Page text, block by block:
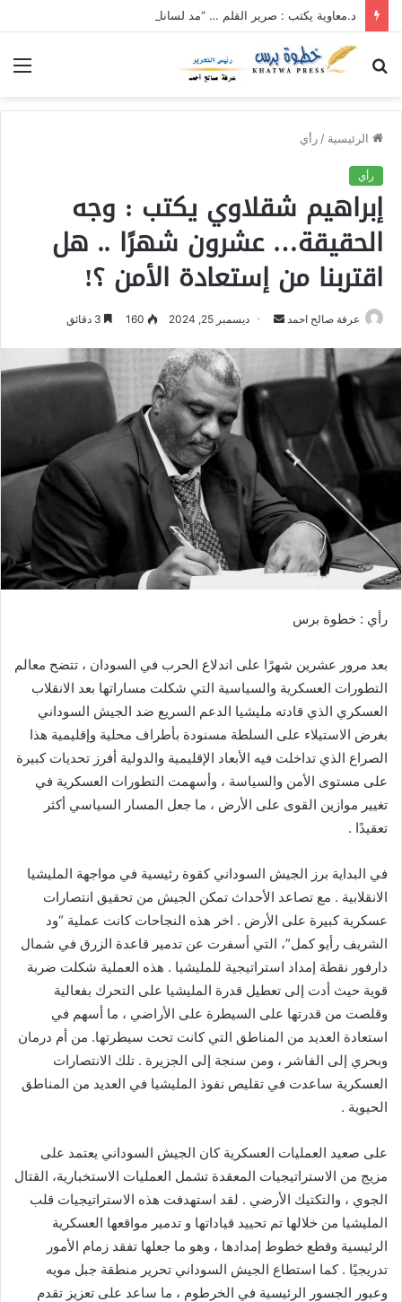
د.معاوية يكتب : صرير القلم … “مد لسانك”… “قدر قانونك”
الرئيسية / رأي
رأي
إبراهيم شقلاوي يكتب : وجه
الحقيقة… عشرون شهرًا .. هل
اقتربنا من إستعادة الأمن ؟!
عرفة صالح احمد
ل
ر
ي
د
ا
إ
ك
ت
ي
ا
ديسمبر 25, 2024 160
رأي : خطوة برس
بعد مرور عشرين شهرًا على اندلاع الحرب في السودان ، تتضح معالم
التطورات العسكرية والسياسية التي شكلت مساراتها بعد الانقلاب
العسكري الذي قادته مليشيا الدعم السريع ضد الجيش السوداني
بغرض الاستيلاء على السلطة مسنودة بأطراف محلية وإقليمية هذا
الصراع الذي تداخلت فيه الأبعاد الإقليمية والدولية أفرز تحديات كبيرة
على مستوى الأمن والسياسة ، وأسهمت التطورات العسكرية في
تغيير موازين القوى على الأرض ، ما جعل المسار السياسي أكثر
تعقيدًا .
في البداية برز الجيش السوداني كقوة رئيسية في مواجهة المليشيا
الانقلابية . مع تصاعد الأحداث تمكن الجيش من تحقيق انتصارات
عسكرية كبيرة على الأرض . اخر هذه النجاحات كانت عملية “ود
الشريف رأيو كمل”، التي أسفرت عن تدمير قاعدة الزرق في شمال
دارفور نقطة إمداد استراتيجية للمليشيا . هذه العملية شكلت ضربة
قوية حيث أدت إلى تعطيل قدرة المليشيا على التحرك بفعالية
وقلصت من قدرتها على السيطرة على الأراضي ، ما أسهم في
استعادة العديد من المناطق التي كانت تحت سيطرتها. من أم درمان
وبحري إلى الفاشر ، ومن سنجة إلى الجزيرة . تلك الانتصارات
العسكرية ساعدت في تقليص نفوذ المليشيا في العديد من المناطق
الحيوية .
على صعيد العمليات العسكرية كان الجيش السوداني يعتمد على
مزيج من الاستراتيجيات المعقدة تشمل العمليات الاستخبارية، القتال
الجوي ، والتكتيك الأرضي . لقد استهدفت هذه الاستراتيجيات قلب
المليشيا من خلالها تم تحييد قياداتها و تدمير مواقعها العسكرية
الرئيسية وقطع خطوط إمدادها ، وهو ما جعلها تفقد زمام الأمور
تدريجيًا . كما استطاع الجيش السوداني تحرير منطقة جبل مويه
وعبور الجسور الرئيسية في الخرطوم ، ما ساعد على تعزيز تقدم